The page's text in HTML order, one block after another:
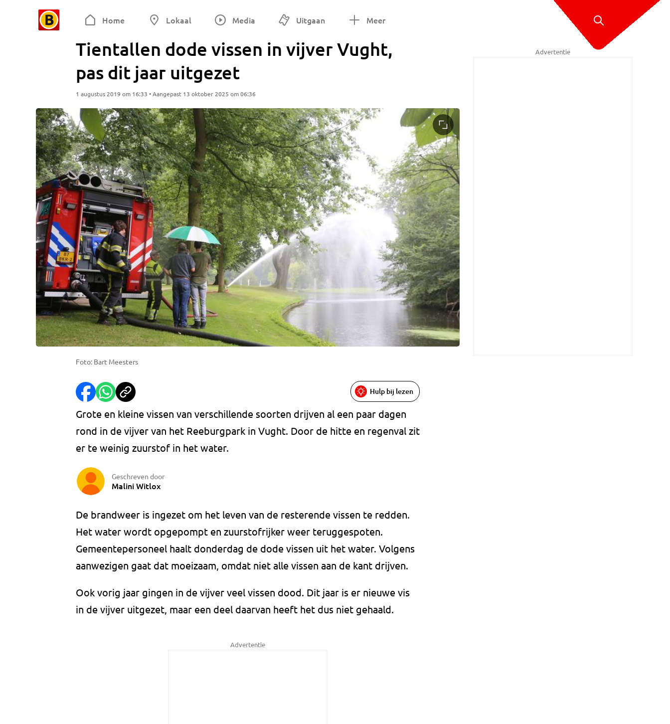
Home Lokaal Media Uitgaan Meer
Tientallen dode vissen in vijver Vught,
pas dit jaar uitgezet
1 augustus 2019 om 16:33 • Aangepast 13 oktober 2025 om 06:36
Foto: Bart Meesters
Hulp bij lezen
Grote en kleine vissen van verschillende soorten drijven al een paar dagen
rond in de vijver van het Reeburgpark in Vught. Door de hitte en regenval zit
er te weinig zuurstof in het water.
Geschreven door
Malini Witlox
De brandweer is ingezet om het leven van de resterende vissen te redden.
Het water wordt opgepompt en zuurstofrijker weer teruggespoten.
Gemeentepersoneel haalt donderdag de dode vissen uit het water. Volgens
aanwezigen gaat dat moeizaam, omdat niet alle vissen aan de kant drijven.
Ook vorig jaar gingen in de vijver veel vissen dood. Dit jaar is er nieuwe vis
in de vijver uitgezet, maar een deel daarvan heeft het dus niet gehaald.
Advertentie
Advertentie